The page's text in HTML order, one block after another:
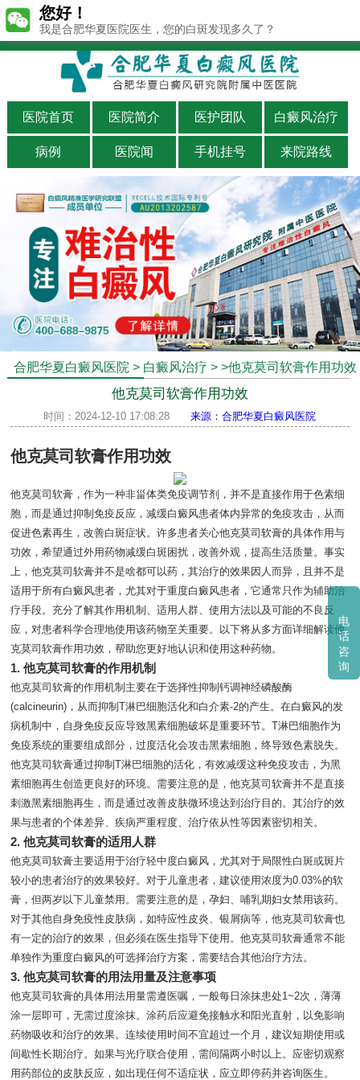
400-688-9875
医院首页 医院简介 医护团队 白癜风治疗
病例 医院闻 手机挂号 来院路线
合肥华夏白癜风医院 > 白癜风治疗 > >他克莫司软膏作用功效
他克莫司软膏作用功效
时间：2024-12-10 17:08:28来源：合肥华夏白癜风医院
他克莫司软膏作用功效
他克莫司软膏，作为一种非甾体类免疫调节剂，并不是直接作用于色素细
胞，而是通过抑制免疫反应，减缓白癜风患者体内异常的免疫攻击，从而
促进色素再生，改善白斑症状。许多患者关心他克莫司软膏的具体作用与
功效，希望通过外用药物减缓白斑困扰，改善外观，提高生活质量。事实
上，他克莫司软膏并不是啥都可以药，其治疗的效果因人而异，且并不是
适用于所有白癜风患者，尤其对于重度白癜风患者，它通常只作为辅助治
疗手段。充分了解其作用机制、适用人群、使用方法以及可能的不良反
应，对患者科学合理地使用该药物至关重要。以下将从多方面详细解读他
克莫司软膏作用功效，帮助您更好地认识和使用这种药物。
1. 他克莫司软膏的作用机制
他克莫司软膏的作用机制主要在于选择性抑制钙调神经磷酸酶
(calcineurin)，从而抑制T淋巴细胞活化和白介素-2的产生。在白癜风的发
病机制中，自身免疫反应导致黑素细胞破坏是重要环节。T淋巴细胞作为
免疫系统的重要组成部分，过度活化会攻击黑素细胞，终导致色素脱失。
他克莫司软膏通过抑制T淋巴细胞的活化，有效减缓这种免疫攻击，为黑
素细胞再生创造更良好的环境。需要注意的是，他克莫司软膏并不是直接
刺激黑素细胞再生，而是通过改善皮肤微环境达到治疗目的。其治疗的效
果与患者的个体差异、疾病严重程度、治疗依从性等因素密切相关。
2. 他克莫司软膏的适用人群
他克莫司软膏主要适用于治疗轻中度白癜风，尤其对于局限性白斑或斑片
较小的患者治疗的效果较好。对于儿童患者，建议使用浓度为0.03%的软
膏，但两岁以下儿童禁用。需要注意的是，孕妇、哺乳期妇女禁用该药。
对于其他自身免疫性皮肤病，如特应性皮炎、银屑病等，他克莫司软膏也
有一定的治疗的效果，但必须在医生指导下使用。他克莫司软膏通常不能
单独作为重度白癜风的可选择治疗方案，需要结合其他治疗方法。
3. 他克莫司软膏的用法用量及注意事项
他克莫司软膏的具体用法用量需遵医嘱，一般每日涂抹患处1~2次，薄薄
涂一层即可，无需过度涂抹。涂药后应避免接触水和阳光直射，以免影响
药物吸收和治疗的效果。连续使用时间不宜超过一个月，建议短期使用或
间歇性长期治疗。如果与光疗联合使用，需间隔两小时以上。应密切观察
用药部位的皮肤反应，如出现任何不适症状，应立即停药并咨询医生。
您好！
我是合肥华夏医院医生，您的白斑发现多久了？
电
话
咨
询